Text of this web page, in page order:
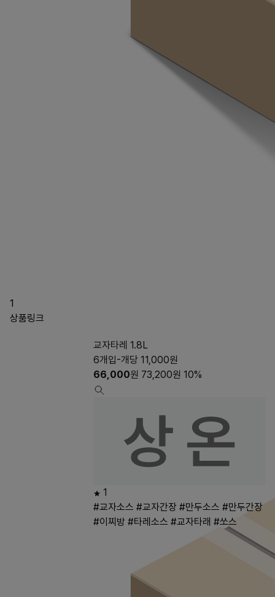
1
상품링크
교자타레 1.8L
6개입-개당 11,000원
66,000원 73,200원 10%
1
#교자소스 #교자간장 #만두소스 #만두간장
#이찌방 #타레소스 #교자타래 #쏘스